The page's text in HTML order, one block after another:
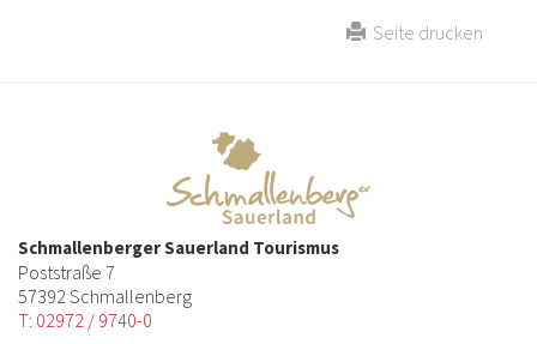
Seite drucken
Schmallenberger Sauerland Tourismus
Poststraße 7
57392 Schmallenberg
T: 02972 / 9740-0